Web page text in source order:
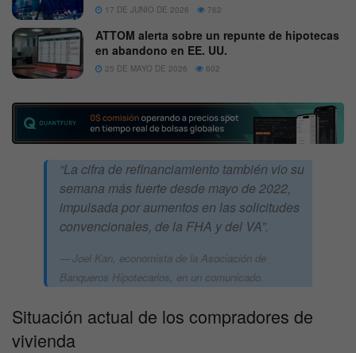
17 DE JUNIO DE 2026 762
ATTOM alerta sobre un repunte de hipotecas
en abandono en EE. UU.
25 DE MAYO DE 2026 602
“La cifra de refinanciamiento también vio su
semana más fuerte desde mayo de 2022,
impulsada por aumentos en las solicitudes
convencionales, de la FHA y del VA”.
Joel Kan, economista de la Asociación de
Banqueros Hipotecarios, en un comunicado.
Situación actual de los compradores de
vivienda